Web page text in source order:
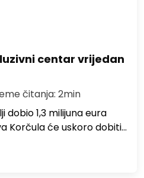
centar vrijedan
čitanja: 2min
dobio 1,3 milijuna eura
Korčula će uskoro dobiti…